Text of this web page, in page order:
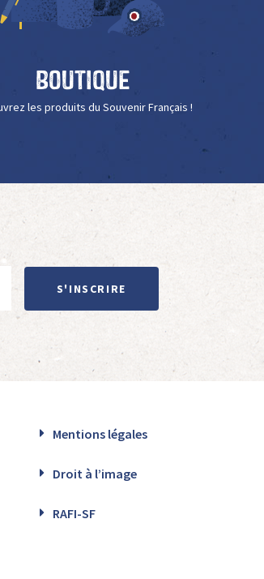
Boutique
les produits du Souvenir Français !
S'INSCRIRE
Mentions légales
Droit à l’image
RAFI-SF